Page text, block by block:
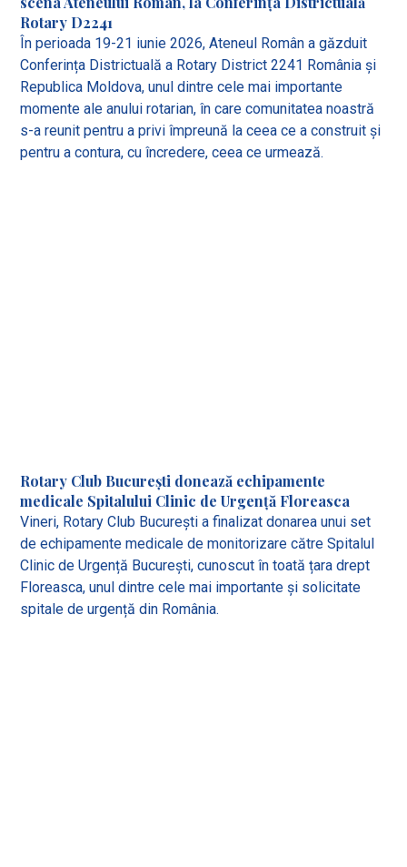
Rotary D2241
În perioada 19-21 iunie 2026, Ateneul Român a găzduit
Conferința Districtuală a Rotary District 2241 România și
Republica Moldova, unul dintre cele mai importante
momente ale anului rotarian, în care comunitatea noastră
s-a reunit pentru a privi împreună la ceea ce a construit și
pentru a contura, cu încredere, ceea ce urmează.
Rotary Club București donează echipamente
medicale Spitalului Clinic de Urgență Floreasca
Vineri, Rotary Club București a finalizat donarea unui set
de echipamente medicale de monitorizare către Spitalul
Clinic de Urgență București, cunoscut în toată țara drept
Floreasca, unul dintre cele mai importante și solicitate
spitale de urgență din România.